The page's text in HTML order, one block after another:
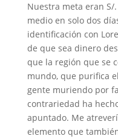
Nuestra meta eran S/
medio en solo dos
identificación con
de que sea dinero
que la región que se
mundo, que purifica
gente muriendo por
contrariedad ha
apuntado. Me
elemento que